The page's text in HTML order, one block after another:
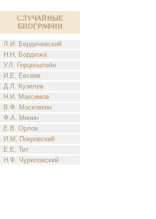
Случайные
биографии
Л.И. Бердичевский
Н.Н. Бордюжа
У.Л. Герценштейн
И.Е. Евсеев
Д.Л. Кузелев
Н.И. Максимов
В.Ф. Московкин
Ф.А. Минин
Е.В. Орлов
И.М. Покровский
Е.Е. Тет
Н.Ф. Чуриловский